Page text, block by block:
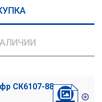
СК6107-88